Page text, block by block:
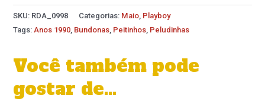
SKU: RDA_0998 Categorias: Maio, Playboy
Tags:Anos 1990, Bundonas, Peitinhos, Peludinhas
Você também pode
gostar de…